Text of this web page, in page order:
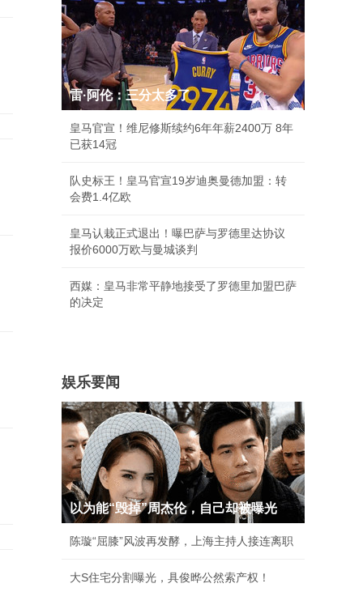
雷·阿伦：三分太多了
皇马官宣！维尼修斯续约6年年薪2400万 8年
已获14冠
队史标王！皇马官宣19岁迪奥曼德加盟：转
会费1.4亿欧
皇马认栽正式退出！曝巴萨与罗德里达协议
报价6000万欧与曼城谈判
西媒：皇马非常平静地接受了罗德里加盟巴萨
的决定
娱乐要闻
以为能“毁掉”周杰伦，自己却被曝光
陈璇“屈膝”风波再发酵，上海主持人接连离职
大S住宅分割曝光，具俊晔公然索产权！